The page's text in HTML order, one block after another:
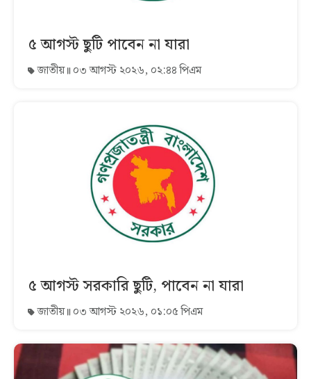
৫ আগস্ট ছুটি পাবেন না যারা
জাতীয় ০৩ আগস্ট ২০২৬, ০২:৪৪ পিএম
৫ আগস্ট সরকারি ছুটি, পাবেন না যারা
জাতীয় ০৩ আগস্ট ২০২৬, ০১:০৫ পিএম